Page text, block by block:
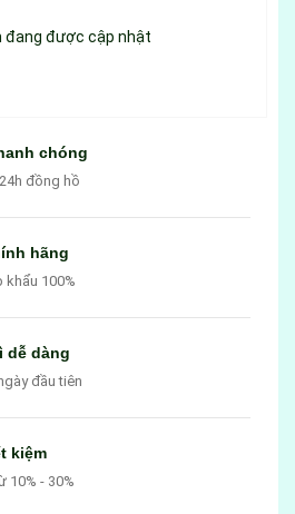
đang được cập nhật
chóng
đồng hồ
hãng
khẩu 100%
dễ dàng
đầu tiên
kiệm
10% - 30%